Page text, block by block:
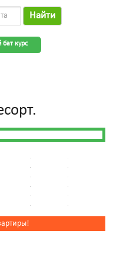
Найти
бат курс